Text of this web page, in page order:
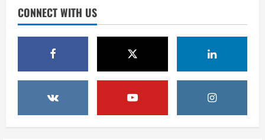
2
पर कांग्रेस ने जतायी आपत्ति, मतदाताओं को
परेशान करने का लगाया आरोप
3
दिन चला हाई वोल्टेज ड्रामा, चौकी से अपने
साथ ले गए यति नरसिंहानंद गिरी
August 5, 2026
CONNECT WITH US